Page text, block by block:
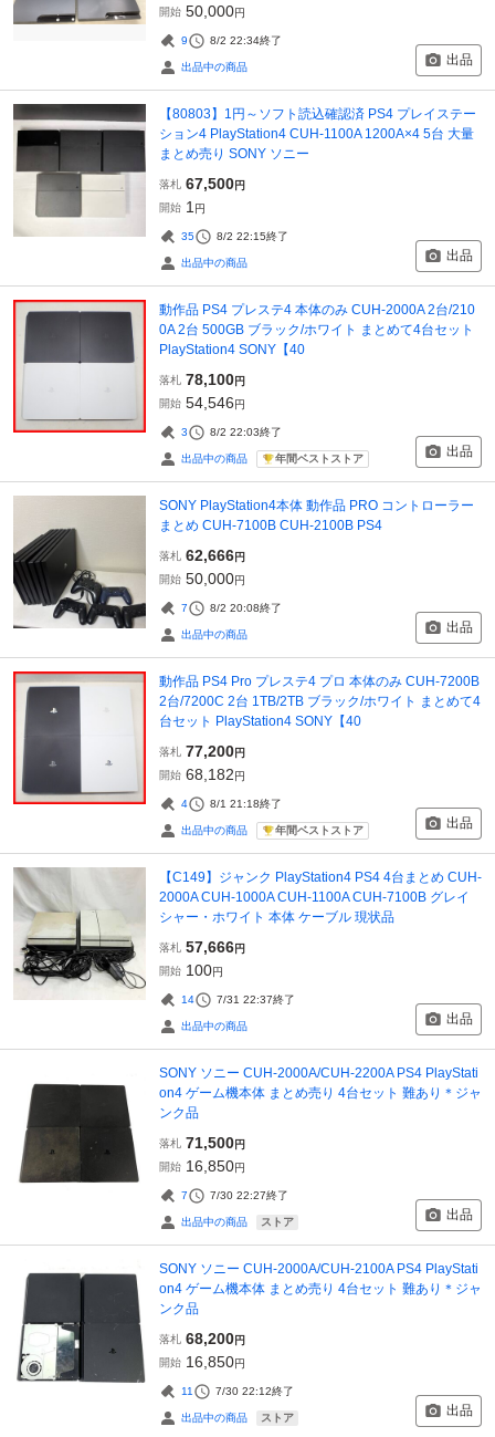
開始 50,000円
9 8/2 22:34終了
出品中の商品 出品
【80803】1円～ソフト読込確認済 PS4 プレイステー
ション4 PlayStation4 CUH-1100A 1200A×4 5台 大量
まとめ売り SONY ソニー
落札 67,500円
開始 1 円
35 8/2 22:15終了
出品中の商品 出品
動作品 PS4 プレステ4 本体のみ CUH-2000A 2台/210
0A 2台 500GB ブラック/ホワイト まとめて4台セット
PlayStation4 SONY【40
落札 78,100円
開始 54,546円
3 8/2 22:03終了
出品中の商品 年間ベストストア 出品
SONY PlayStation4本体 動作品 PRO コントローラー
まとめ CUH-7100B CUH-2100B PS4
落札 62,666円
開始 50,000円
7 8/2 20:08終了
出品中の商品 出品
動作品 PS4 Pro プレステ4 プロ 本体のみ CUH-7200B
2台/7200C 2台 1TB/2TB ブラック/ホワイト まとめて4
台セット PlayStation4 SONY【40
落札 77,200円
開始 68,182円
4 8/1 21:18終了
出品中の商品 年間ベストストア 出品
【C149】ジャンク PlayStation4 PS4 4台まとめ CUH-
2000A CUH-1000A CUH-1100A CUH-7100B グレイ
シャー・ホワイト 本体 ケーブル 現状品
落札 57,666円
開始 100円
14 7/31 22:37終了
出品中の商品 出品
SONY ソニー CUH-2000A/CUH-2200A PS4 PlayStati
on4 ゲーム機本体 まとめ売り 4台セット 難あり＊ジャ
ンク品
落札 71,500円
開始 16,850円
7 7/30 22:27終了
出品中の商品 ストア 出品
SONY ソニー CUH-2000A/CUH-2100A PS4 PlayStati
on4 ゲーム機本体 まとめ売り 4台セット 難あり＊ジャ
ンク品
落札 68,200円
開始 16,850円
11 7/30 22:12終了
出品中の商品 ストア 出品